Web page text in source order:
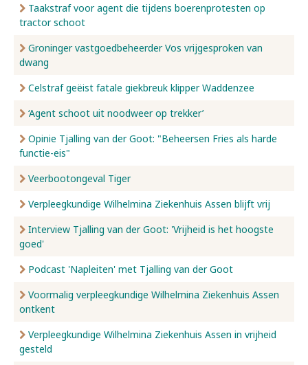
Taakstraf voor agent die tijdens boerenprotesten op
tractor schoot
Groninger vastgoedbeheerder Vos vrijgesproken van
dwang
Celstraf geëist fatale giekbreuk klipper Waddenzee
‘Agent schoot uit noodweer op trekker’
Opinie Tjalling van der Goot: "Beheersen Fries als harde
functie-eis"
Veerbootongeval Tiger
Verpleegkundige Wilhelmina Ziekenhuis Assen blijft vrij
Interview Tjalling van der Goot: 'Vrijheid is het hoogste
goed'
Podcast 'Napleiten' met Tjalling van der Goot
Voormalig verpleegkundige Wilhelmina Ziekenhuis Assen
ontkent
Verpleegkundige Wilhelmina Ziekenhuis Assen in vrijheid
gesteld